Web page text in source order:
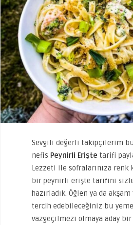
Sevgili değerli takipçilerim
nefis Peynirli Erişte tarifi
Lezzeti ile sofralarınıza renk
bir peynirli erişte tarifini
hazırladık. Öğlen ya da
tercih edebileceğiniz bu
vazgeçilmezi olmaya aday